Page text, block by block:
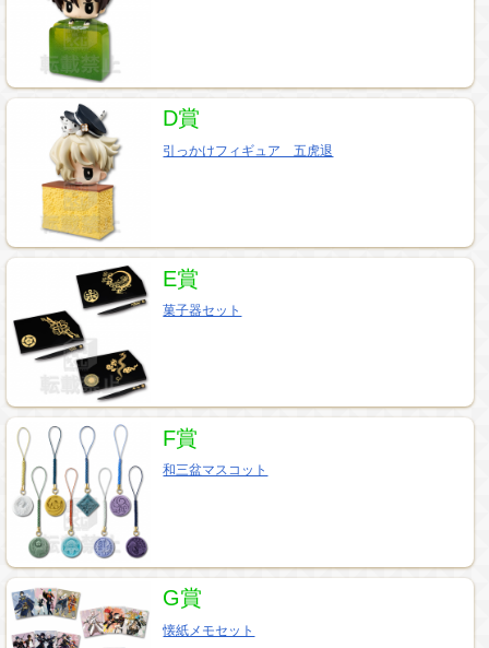
D賞
引っかけフィギュア 五虎退
E賞
菓子器セット
F賞
和三盆マスコット
G賞
懐紙メモセット